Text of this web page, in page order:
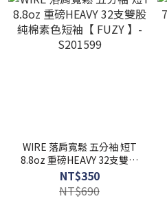
WIRE 落肩寬鬆 五分袖 短T
8.8oz 重磅HEAVY 32支雙股
純棉素色短袖【 FUZY 】-
S201599
NT$350
NT$690